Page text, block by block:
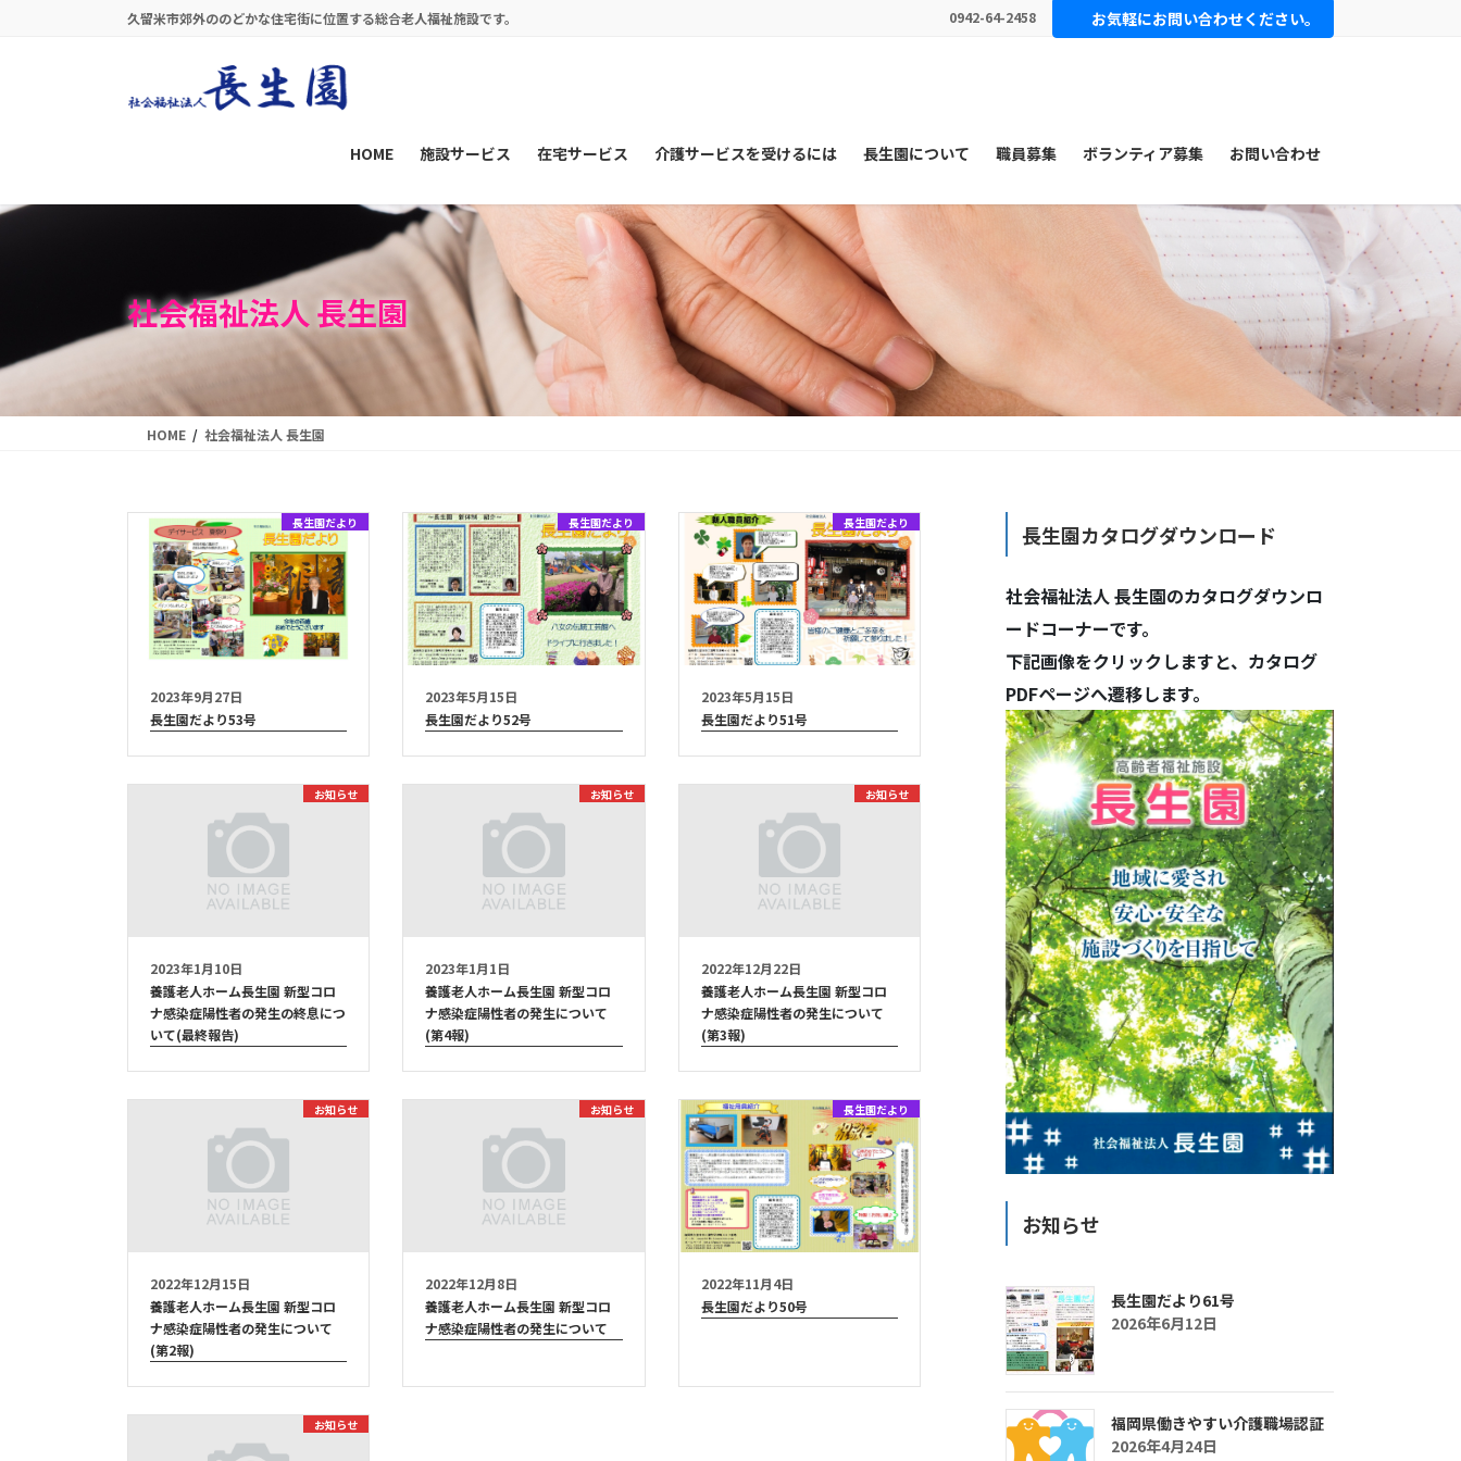
移
久留米市郊外ののどかな住宅街に位置する総合老人福祉施設です。 0942-64-2458 お気軽にお問い合わせください。
HOME 施設サービス 在宅サービス 介護サービスを受けるには 長生園について 職員募集 ボランティア募集 お問い合わせ
社会福祉法人 長生園
HOME 社会福祉法人 長生園
2023年9月27日
長生園だより
長生園だより53号
2023年5月15日
長生園だより
長生園だより52号
2023年5月15日
長生園だより
長生園だより51号
2023年1月10日
お知らせ
養護老人ホーム長生園 新型コロ
ナ感染症陽性者の発生の終息につ
いて(最終報告)
2023年1月1日
お知らせ
養護老人ホーム長生園 新型コロ
ナ感染症陽性者の発生について
(第4報)
2022年12月22日
お知らせ
養護老人ホーム長生園 新型コロ
ナ感染症陽性者の発生について
(第3報)
2022年12月15日
お知らせ
養護老人ホーム長生園 新型コロ
ナ感染症陽性者の発生について
(第2報)
2022年12月8日
お知らせ
養護老人ホーム長生園 新型コロ
ナ感染症陽性者の発生について
2022年11月4日
長生園だより
長生園だより50号
お知らせ
長生園カタログダウンロード
社会福祉法人 長生園のカタログダウンロ
ードコーナーです。
下記画像をクリックしますと、カタログ
PDFページへ遷移します。
お知らせ
長生園だより61号
2026年6月12日
福岡県働きやすい介護職場認証
2026年4月24日